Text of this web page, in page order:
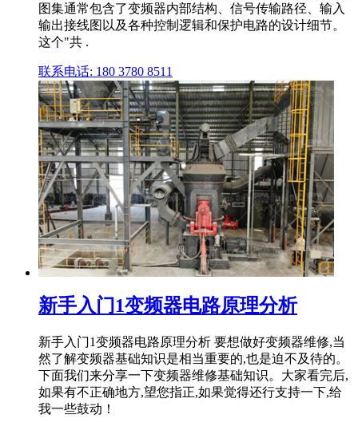
图集通常包含了变频器内部结构、信号传输路径、输入
输出接线图以及各种控制逻辑和保护电路的设计细节。
这个"共 .
联系电话: 180 3780 8511
新手入门1变频器电路原理分析
新手入门1变频器电路原理分析 要想做好变频器维修,当
然了解变频器基础知识是相当重要的,也是迫不及待的。
下面我们来分享一下变频器维修基础知识。大家看完后,
如果有不正确地方,望您指正,如果觉得还行支持一下,给
我一些鼓动！